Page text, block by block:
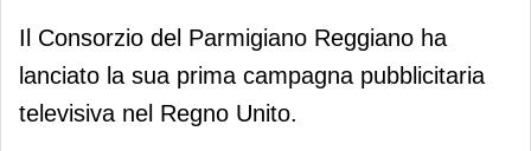
Parmigiano Reggiano lancia la prima
campagna TV nel Regno Unito
Il Consorzio del Parmigiano Reggiano ha
lanciato la sua prima campagna pubblicitaria
televisiva nel Regno Unito.